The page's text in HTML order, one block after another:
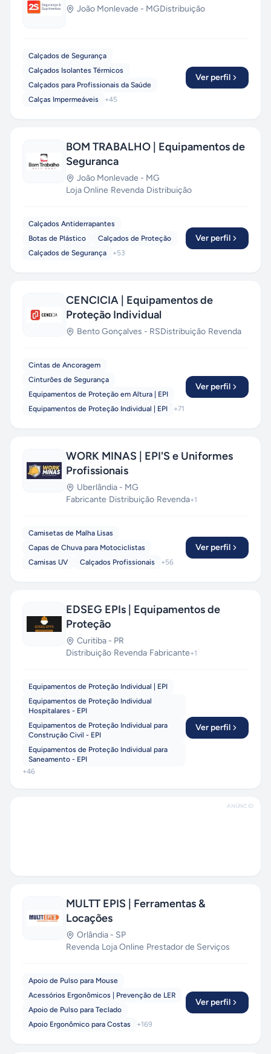
João Monlevade - MGDistribuição
Calçados de Segurança
Calçados Isolantes Térmicos
Calçados para Profissionais da Saúde
Calças Impermeáveis
+45
Ver perfil
BOM TRABALHO | Equipamentos de
Seguranca
João Monlevade - MG
Loja Online·Revenda·Distribuição
Calçados Antiderrapantes
Botas de Plástico
Calçados de Proteção
Calçados de Segurança
+53
Ver perfil
CENCICIA | Equipamentos de
Proteção Individual
Bento Gonçalves - RSDistribuição·Revenda
Cintas de Ancoragem
Cinturões de Segurança
Equipamentos de Proteção em Altura | EPI
Equipamentos de Proteção Individual | EPI
+71
Ver perfil
WORK MINAS | EPI'S e Uniformes
Profissionais
Uberlândia - MG
Fabricante·Distribuição·Revenda+1
Camisetas de Malha Lisas
Capas de Chuva para Motociclistas
Camisas UV
Calçados Profissionais +56
Ver perfil
EDSEG EPIs | Equipamentos de
Proteção
Curitiba - PR
Distribuição·Revenda·Fabricante+1
Equipamentos de Proteção Individual | EPI
Equipamentos de Proteção Individual
Hospitalares - EPI
Equipamentos de Proteção Individual para
Construção Civil - EPI
Equipamentos de Proteção Individual para
Saneamento - EPI
+46
Ver perfil
ANÚNCIO
MULTT EPIS | Ferramentas &
Locações
Orlândia - SP
Revenda·Loja Online·Prestador de Serviços
Apoio de Pulso para Mouse
Acessórios Ergonômicos | Prevenção de LER
Apoio de Pulso para Teclado
Apoio Ergonômico para Costas
+169
Ver perfil